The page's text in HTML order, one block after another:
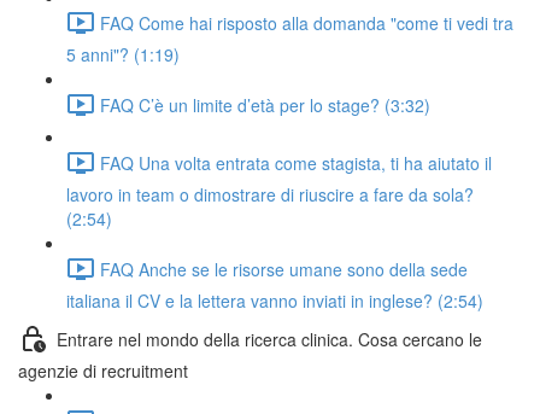
FAQ Come hai risposto alla domanda "come ti vedi tra
5 anni"? (1:19)
FAQ C’è un limite d’età per lo stage? (3:32)
FAQ Una volta entrata come stagista, ti ha aiutato il
lavoro in team o dimostrare di riuscire a fare da sola?
(2:54)
FAQ Anche se le risorse umane sono della sede
italiana il CV e la lettera vanno inviati in inglese? (2:54)
Entrare nel mondo della ricerca clinica. Cosa cercano le
agenzie di recruitment